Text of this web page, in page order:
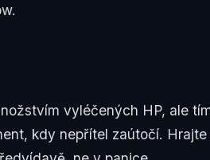
vyléčených HP, ale
kdy nepřítel zaútočí.